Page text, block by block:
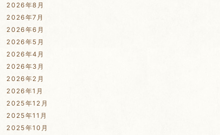
2026年8月
2026年7月
2026年6月
2026年5月
2026年4月
2026年3月
2026年2月
2026年1月
2025年12月
2025年11月
2025年10月